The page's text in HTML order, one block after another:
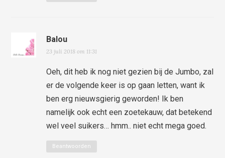
Balou
23 juli 2018 om 11:31
Oeh, dit heb ik nog niet gezien bij de Jumbo, zal
er de volgende keer is op gaan letten, want ik
ben erg nieuwsgierig geworden! Ik ben
namelijk ook echt een zoetekauw, dat betekend
wel veel suikers… hmm.. niet echt mega goed.
Beantwoorden